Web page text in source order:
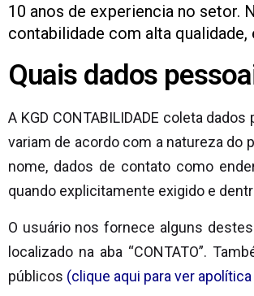
10 anos de experiencia no setor.
contabilidade com alta
Quais dados
A KGD CONTABILIDADE coleta
variam de acordo com a natureza
nome, dados de contato como
quando explicitamente exigido e
O usuário nos fornece alguns
localizado na aba “CONTATO”.
públicos (clique aqui para ver